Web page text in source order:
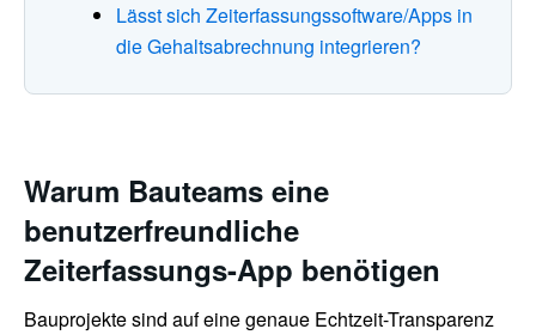
Lässt sich Zeiterfassungssoftware/Apps in
die Gehaltsabrechnung integrieren?
Warum Bauteams eine
benutzerfreundliche
Zeiterfassungs-App benötigen
Bauprojekte sind auf eine genaue Echtzeit-Transparenz